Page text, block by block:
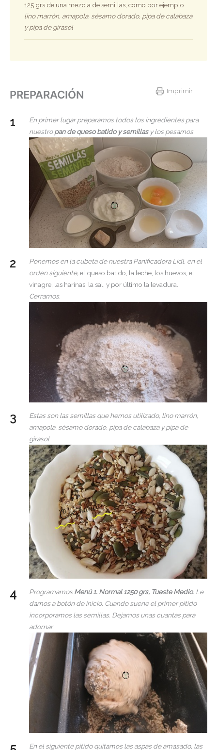
125 grs de una mezcla de semillas, como por ejemplo
lino marrón, amapola, sésamo dorado, pipa de calabaza
y pipa de girasol
Imprimir
PREPARACIÓN
En primer lugar preparamos todos los ingredientes para
nuestropan de queso batido y semillasy los pesamos.
Ponemos en la cubeta de nuestra Panificadora Lidl, en el
orden siguiente, el queso batido, la leche, los huevos, el
vinagre, las harinas, la sal, y por último la levadura.
Cerramos.
Estas son las semillas que hemos utilizado, lino marrón,
amapola, sésamo dorado, pipa de calabaza y pipa de
girasol
ProgramamosMenú 1. Normal 1250 grs, Tueste Medio. Le
damos a botón de inicio. Cuando suene el primer pitido
incorporamos las semillas. Dejamos unas cuantas para
adornar.
En el siguiente pitido quitamos las aspas de amasado, las